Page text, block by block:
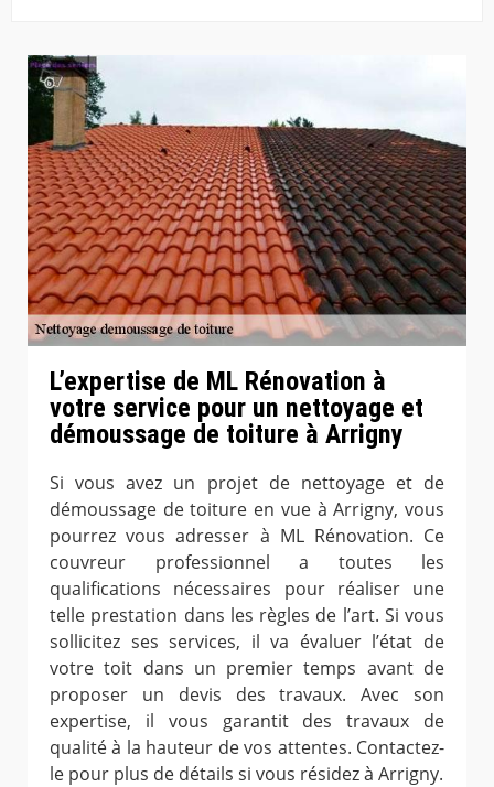
L’expertise de ML Rénovation à
votre service pour un nettoyage et
démoussage de toiture à Arrigny
Si vous avez un projet de nettoyage et de
démoussage de toiture en vue à Arrigny, vous
pourrez vous adresser à ML Rénovation. Ce
couvreur professionnel a toutes les
qualifications nécessaires pour réaliser une
telle prestation dans les règles de l’art. Si vous
sollicitez ses services, il va évaluer l’état de
votre toit dans un premier temps avant de
proposer un devis des travaux. Avec son
expertise, il vous garantit des travaux de
qualité à la hauteur de vos attentes. Contactez-
le pour plus de détails si vous résidez à Arrigny.